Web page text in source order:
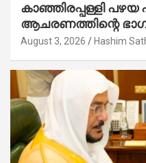
കാഞ്ഞിരപ്പള്ളി
ആചരണത്തിന്റെ
കാൽനാട്ട് കർമ്മം
August 3, 2026 Hashim